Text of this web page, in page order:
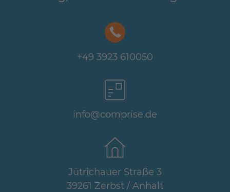
+49 3923 610050
info@comprise.de
Jütrichauer Straße 3
39261 Zerbst / Anhalt